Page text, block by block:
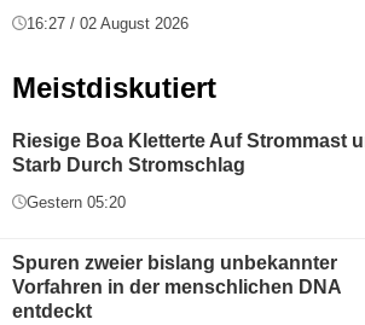
16:27 / 02 August 2026
Meistdiskutiert
Riesige Boa Kletterte Auf Strommast
Starb Durch Stromschlag
Gestern 05:20
Spuren zweier bislang unbekannter
Vorfahren in der menschlichen DNA
entdeckt